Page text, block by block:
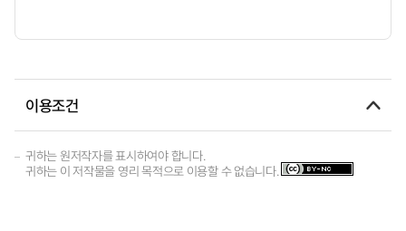
이용조건
귀하는 원저작자를 표시하여야 합니다.
귀하는 이 저작물을 영리 목적으로 이용할 수 없습니다.